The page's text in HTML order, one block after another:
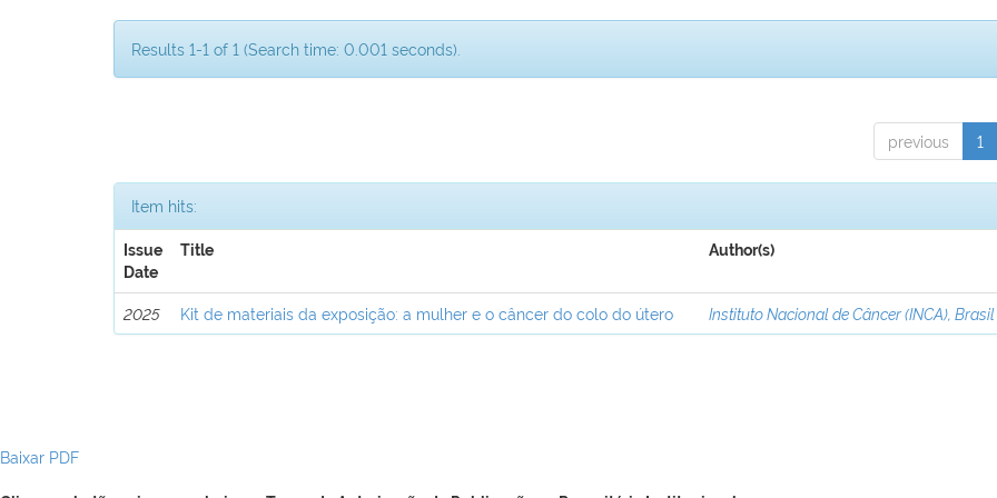
Results 1-1 of 1 (Search time: 0.001 seconds).
previous 1
Item hits:
Issue
Date
Title Author(s)
2025 Kit de materiais da exposição: a mulher e o câncer do colo do útero Instituto Nacional de Câncer (INCA), Brasil
Baixar PDF